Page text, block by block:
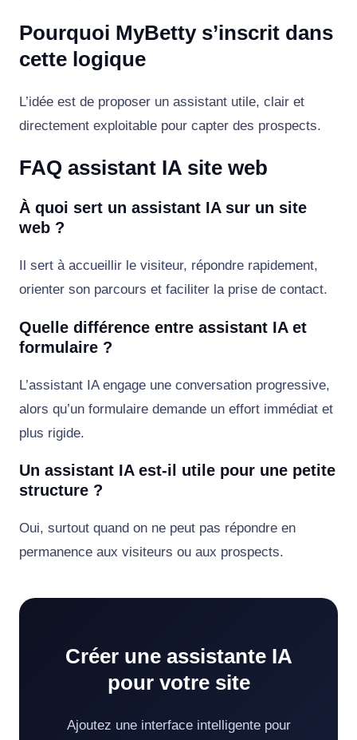
Pourquoi MyBetty s’inscrit dans
cette logique
L’idée est de proposer un assistant utile, clair et
directement exploitable pour capter des prospects.
FAQ assistant IA site web
À quoi sert un assistant IA sur un site
web ?
Il sert à accueillir le visiteur, répondre rapidement,
orienter son parcours et faciliter la prise de contact.
Quelle différence entre assistant IA et
formulaire ?
L’assistant IA engage une conversation progressive,
alors qu’un formulaire demande un effort immédiat et
plus rigide.
Un assistant IA est-il utile pour une petite
structure ?
Oui, surtout quand on ne peut pas répondre en
permanence aux visiteurs ou aux prospects.
Créer une assistante IA
pour votre site
Ajoutez une interface intelligente pour